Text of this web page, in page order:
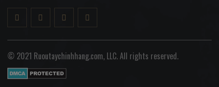
© 2021 Ruoutaychinhhang.com, LLC. All rights reserved.